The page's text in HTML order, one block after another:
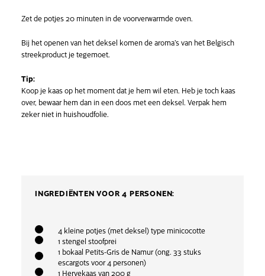
INGREDIËNTEN VOOR 4 PERSONEN:
4 kleine potjes (met deksel) type minicocotte
1 stengel stoofprei
1 bokaal Petits-Gris de Namur (ong. 33 stuks
escargots voor 4 personen)
1 Hervekaas van 200 g
Zet de potjes 20 minuten in de voorverwarmde oven.
Bij het openen van het deksel komen de aroma’s van het Belgisch
streekproduct je tegemoet.
Tip:
Koop je kaas op het moment dat je hem wil eten. Heb je toch kaas
over, bewaar hem dan in een doos met een deksel. Verpak hem
zeker niet in huishoudfolie.